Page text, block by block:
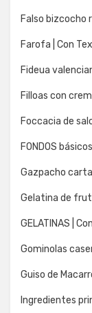
Falso bizcocho
Farofa | Con
Fideua
Filloas con
Foccacia de
FONDOS
Gazpacho
Gelatina de
GELATINAS |
Gominolas
Guiso de
Ingredientes